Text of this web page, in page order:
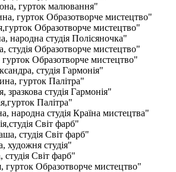
гурток малювання"
гурток Образотворче мистецтво"
Образотворче мистецтво"
народна студія Полісяночка"
Образотворче мистецтво"
Образотворче мистецтво"
студія Гармонія"
гурток Палітра"
студія Гармонія"
Палітра"
народна студія Країна мистецтва"
Світ фарб"
студія Світ фарб"
художня студія"
Світ фарб"
гурток Образотворче мистецтво"